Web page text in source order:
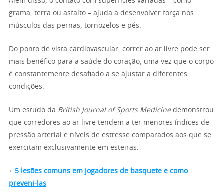
grama, terra ou asfalto – ajuda a desenvolver força nos
músculos das pernas, tornozelos e pés.
Do ponto de vista cardiovascular, correr ao ar livre pode ser
mais benéfico para a saúde do coração, uma vez que o corpo
é constantemente desafiado a se ajustar a diferentes
condições.
Um estudo da British Journal of Sports Medicinedemonstrou
que corredores ao ar livre tendem a ter menores índices de
pressão arterial e níveis de estresse comparados aos que se
exercitam exclusivamente em esteiras.
+ 5 lesões comuns em jogadores de basquete e como
preveni-las